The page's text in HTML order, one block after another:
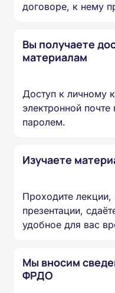
договоре, к нему
Вы получаете
материалам
Доступ к личному
электронной
паролем.
Изучаете
Проходите лекции,
презентации,
удобное для вас
Мы вносим
ФРДО